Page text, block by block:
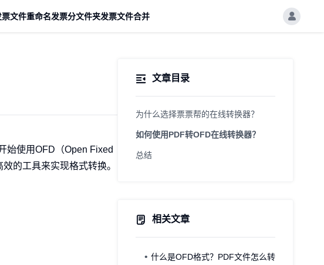
票文件重命名发票分文件夹发票文件合并
始使用OFD（Open Fixed
的工具来实现格式转换。
文章目录
为什么选择票票帮的在线转换器？
如何使用PDF转OFD在线转换器？
总结
相关文章
什么是OFD格式？PDF文件怎么转